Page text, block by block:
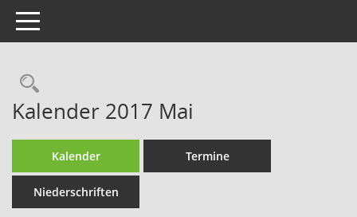
Toggle navigation
Rechercheauswahl
Kalender 2017 Mai
Kalender Termine
Niederschriften